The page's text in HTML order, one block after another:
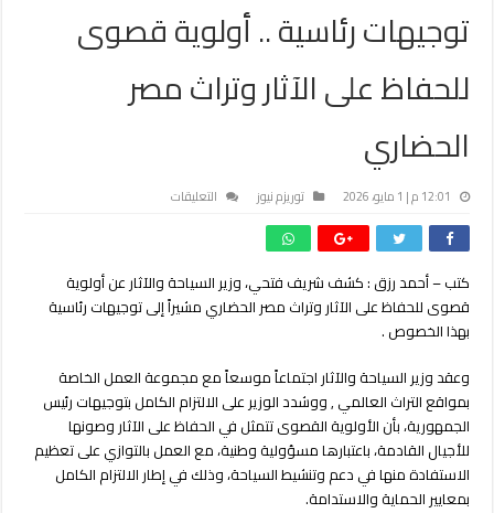
توجيهات رئاسية .. أولوية قصوى
للحفاظ على الآثار وتراث مصر
الحضاري
12:01 م | 1 مايو، 2026 توريزم نيوز التعليقات
أولوية
قصوى
الآثار
وتراث
الحضاري
مغلقة
كتب – أحمد رزق : كشف شريف فتحي، وزير السياحة والآثار عن أولوية
قصوى للحفاظ على الآثار وتراث مصر الحضاري مشيراً إلى توجيهات رئاسية
بهذا الخصوص .
وعقد وزير السياحة والآثار اجتماعاً موسعاً مع مجموعة العمل الخاصة
بمواقع التراث العالمي , ووشدد الوزير على الالتزام الكامل بتوجيهات رئيس
الجمهورية، بأن الأولوية القصوى تتمثل في الحفاظ على الآثار وصونها
للأجيال القادمة، باعتبارها مسؤولية وطنية، مع العمل بالتوازي على تعظيم
الاستفادة منها في دعم وتنشيط السياحة، وذلك في إطار الالتزام الكامل
بمعايير الحماية والاستدامة.